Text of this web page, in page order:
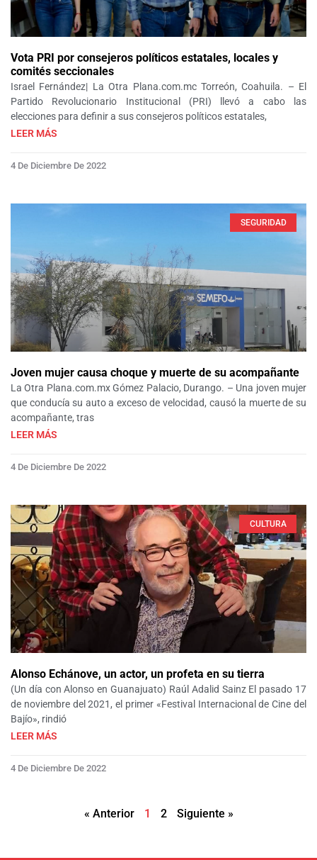
Vota PRI por consejeros políticos estatales, locales y
comités seccionales
Israel Fernández| La Otra Plana.com.mc Torreón, Coahuila. – El
Partido Revolucionario Institucional (PRI) llevó a cabo las
elecciones para definir a sus consejeros políticos estatales,
LEER MÁS
4 De Diciembre De 2022
SEGURIDAD
Joven mujer causa choque y muerte de su acompañante
La Otra Plana.com.mx Gómez Palacio, Durango. – Una joven mujer
que conducía su auto a exceso de velocidad, causó la muerte de su
acompañante, tras
LEER MÁS
4 De Diciembre De 2022
CULTURA
Alonso Echánove, un actor, un profeta en su tierra
(Un día con Alonso en Guanajuato) Raúl Adalid Sainz El pasado 17
de noviembre del 2021, el primer «Festival Internacional de Cine del
Bajío», rindió
LEER MÁS
4 De Diciembre De 2022
« Anterior 1 2 Siguiente »